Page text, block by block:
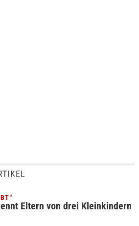
Eltern von drei Kleinkindern